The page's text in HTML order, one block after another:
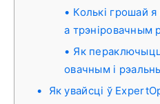
Колькі грошай я
а трэніровачным
Як
овачным і
Як увайсці ў